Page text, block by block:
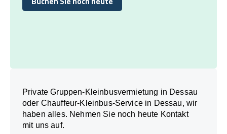
Buchen Sie noch heute
Private Gruppen-Kleinbusvermietung in Dessau
oder Chauffeur-Kleinbus-Service in Dessau, wir
haben alles. Nehmen Sie noch heute Kontakt
mit uns auf.